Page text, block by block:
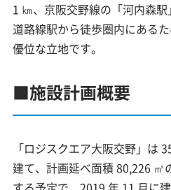
1 ㎞、京阪交野線の「河内森
道路線駅から徒歩圏内にある
優位な立地です。
■施設計画概要
「ロジスクエア大阪交野」は
建て、計画延べ面積 80,226